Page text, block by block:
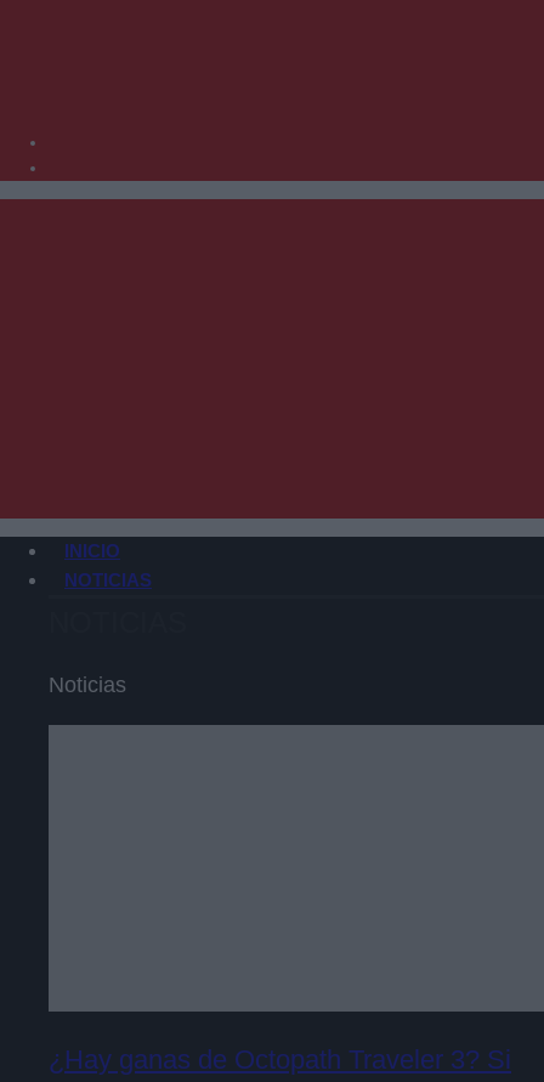
INICIO
NOTICIAS
Noticias
¿Hay ganas de Octopath Traveler 3? Si